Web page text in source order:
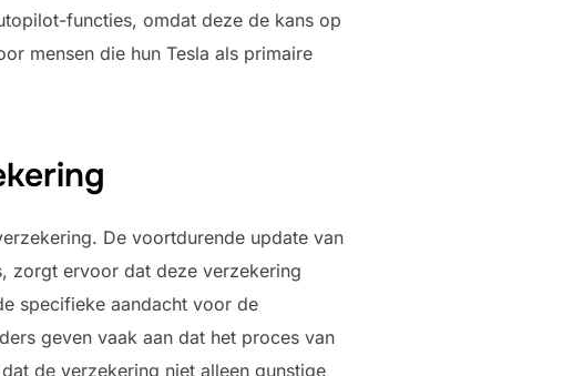
functies, omdat deze de kans op
mensen die hun Tesla als primaire
De voortdurende update van
zorgt ervoor dat deze verzekering
specifieke aandacht voor de
geven vaak aan dat het proces van
de verzekering niet alleen gunstige